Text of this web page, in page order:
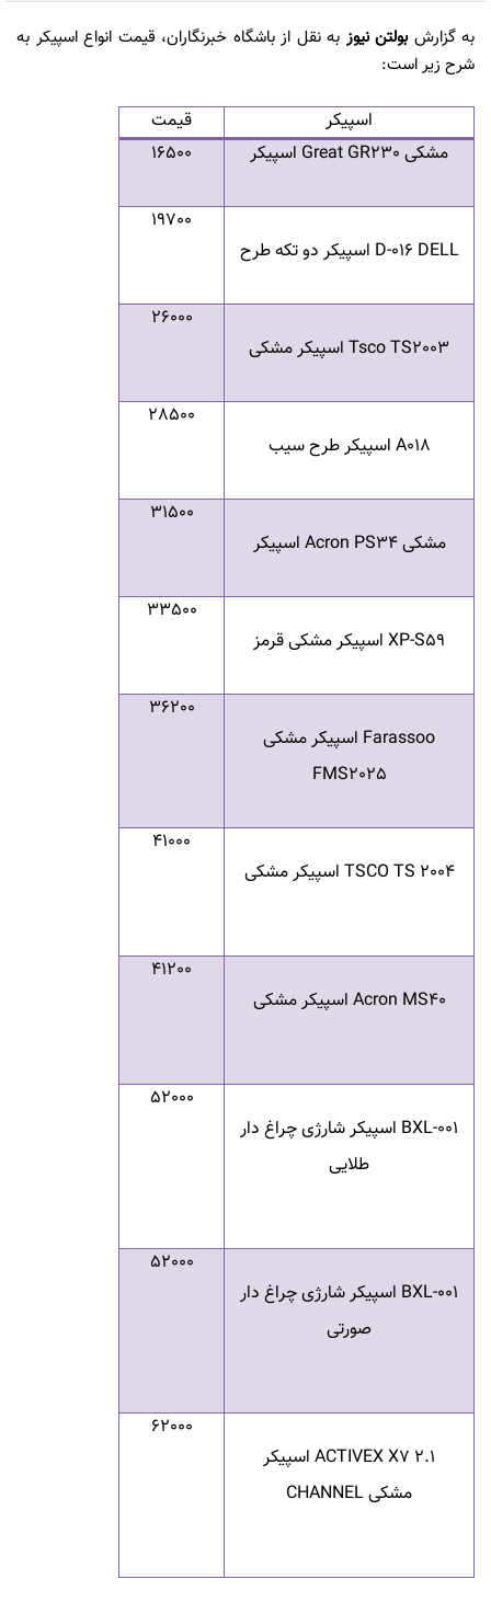
به گزارش بولتن نیوز به نقل از باشگاه خبرنگاران، قيمت انواع اسپيكر به
شرح زير است:
اسپيكر
قيمت
اسپیکر Great GR230 مشکی 16500
اسپیکر دو تکه طرح D-016 DELL
19700
اسپیکر مشکی Tsco TS2003
26000
اسپیکر طرح سیب A018
28500
اسپیکر Acron PS34مشکی
31500
اسپیکر مشکی قرمز XP-S59
33500
اسپیکر مشکی Farassoo
FMS2025
36200
اسپیکر مشکی TSCO TS 2004
41000
اسپیکر مشکی Acron MS40
41200
اسپیکر شارژی چراغ دار BXL-001
طلایی
52000
اسپیکر شارژی چراغ دار BXL-001
صورتی
52000
اسپیکر ACTIVEX X7 2.1
CHANNELمشکی
62000